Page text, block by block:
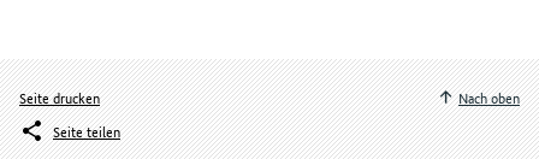
Seite drucken
Seite teilen
Nach oben